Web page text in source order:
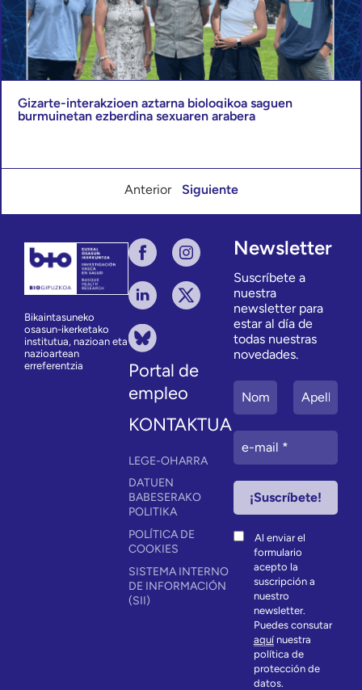
Gizarte-interakzioen aztarna biologikoa saguen
burmuinetan ezberdina sexuaren arabera
Anterior Siguiente
Bikaintasuneko
osasun-ikerketako
institutua, nazioan eta
nazioartean
erreferentzia
Portal de
empleo
KONTAKTUA
LEGE-OHARRA
DATUEN
BABESERAKO
POLITIKA
POLÍTICA DE
COOKIES
SISTEMA INTERNO
DE INFORMACIÓN
(SII)
Newsletter
Suscríbete a
nuestra
newsletter para
estar al día de
todas nuestras
novedades.
Al enviar el
formulario
acepto la
suscripción a
nuestro
newsletter.
Puedes consutar
aquínuestra
política de
protección de
datos.